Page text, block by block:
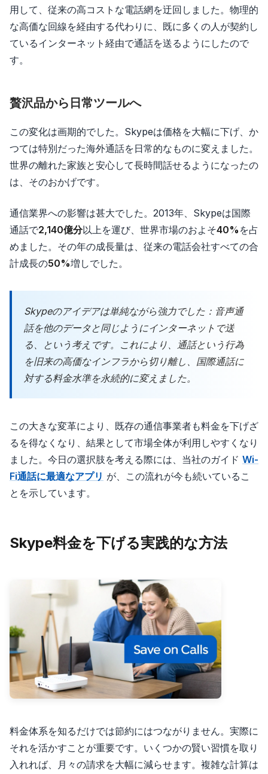
用して、従来の高コストな電話網を迂回しました。物理的
な高価な回線を経由する代わりに、既に多くの人が契約し
ているインターネット経由で通話を送るようにしたので
す。
贅沢品から日常ツールへ
この変化は画期的でした。Skypeは価格を大幅に下げ、か
つては特別だった海外通話を日常的なものに変えました。
世界の離れた家族と安心して長時間話せるようになったの
は、そのおかげです。
通信業界への影響は甚大でした。2013年、Skypeは国際
通話で2,140億分以上を運び、世界市場のおよそ40% を占
めました。その年の成長量は、従来の電話会社すべての合
計成長の50%増しでした。
Skypeのアイデアは単純ながら強力でした：音声通
話を他のデータと同じようにインターネットで送
る、という考えです。これにより、通話という行為
を旧来の高価なインフラから切り離し、国際通話に
対する料金水準を永続的に変えました。
この大きな変革により、既存の通信事業者も料金を下げざ
るを得なくなり、結果として市場全体が利用しやすくなり
ました。今日の選択肢を考える際には、当社のガイド Wi-
Fi通話に最適なアプリ が、この流れが今も続いているこ
とを示しています。
Skype料金を下げる実践的な方法
料金体系を知るだけでは節約にはつながりません。実際に
それを活かすことが重要です。いくつかの賢い習慣を取り
入れれば、月々の請求を大幅に減らせます。複雑な計算は